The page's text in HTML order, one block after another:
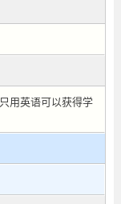
用英语可以获得学